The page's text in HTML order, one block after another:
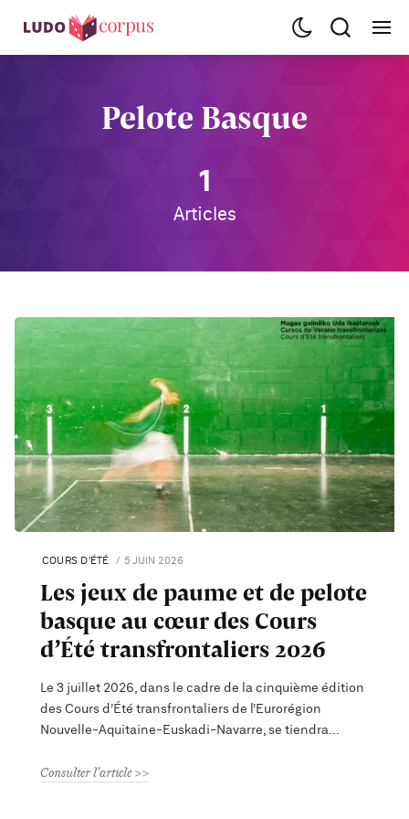
Pelote Basque
1
Articles
COURS D'ÉTÉ 5 JUIN 2026
Les jeux de paume et de pelote
basque au cœur des Cours
d’Été transfrontaliers 2026
Le 3 juillet 2026, dans le cadre de la cinquième édition
des Cours d’Été transfrontaliers de l’Eurorégion
Nouvelle-Aquitaine-Euskadi-Navarre, se tiendra
Consulter l'article